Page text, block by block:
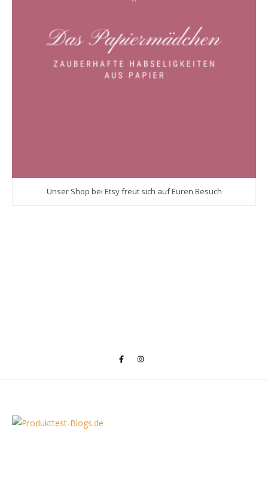
Unser Shop bei Etsy freut sich auf Euren Besuch